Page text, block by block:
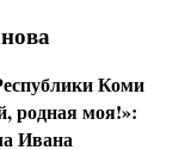
Коми
родная моя!»:
Ивана